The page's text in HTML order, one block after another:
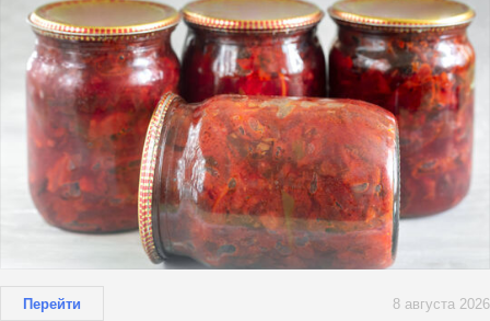
Перейти 8 августа 2026